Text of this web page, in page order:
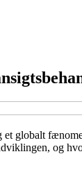
globalt
og